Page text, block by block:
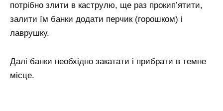
потрібно злити в каструлю, ще раз прокип’ятити,
залити їм банки додати перчик (горошком) і
лаврушку.
Далі банки необхідно закатати і прибрати в темне
місце.